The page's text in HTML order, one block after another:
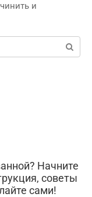
и
Начните
советы
сами!